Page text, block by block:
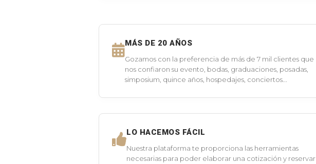
MÁS DE 20 AÑOS
Gozamos con la preferencia de más de 7 mil clientes que
nos confiaron su evento, bodas, graduaciones, posadas,
simposium, quince años, hospedajes, conciertos...
LO HACEMOS FÁCIL
Nuestra plataforma te proporciona las herramientas
necesarias para poder elaborar una cotización y reservar